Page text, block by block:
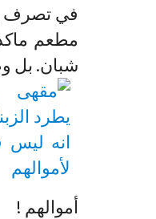
في تصرف
مطعم
شبان. بل
أموالهم !